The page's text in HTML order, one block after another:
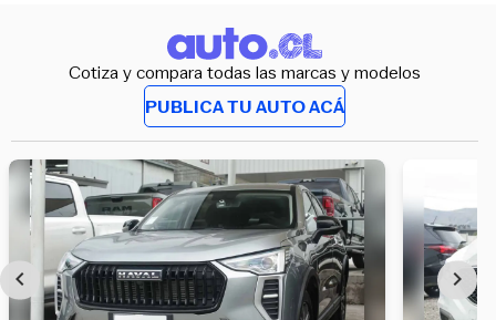
Cotiza y compara todas las marcas y modelos
PUBLICA TU AUTO ACÁ